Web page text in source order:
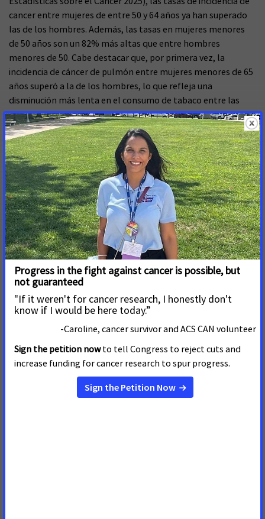
cancer entre mujeres de entre 50 y 64 años ya han superado
las de los hombres. Además, las tasas en mujeres menores
de 50 años son un 82% más altas que entre hombres
menores de 50. Cabe destacar que, por primera vez, la
incidencia de cáncer de pulmón entre mujeres menores de 65
años superó a la de los hombres, lo que refleja una
disminución más lenta en el consumo de tabaco entre las
mujeres. Las tasas de incidencia siguen aumentando para
varios tipos de cáncer comunes, incluyendo el cáncer de
mama, próstata, páncreas, cuerpo uterino, melanoma,
hígado y cánceres orales asociados con el virus del papiloma
humano (VPH).
Se calcula que en 2025, más de 42,500 residentes de Arizona
serán diagnosticados con cancer y más de 14,000 morirán por
esta enfermedad, más que en 2024.
La tasa de mortalidad por cáncer en los Estados Unidos
disminuyó un 34% entre 1991 y 2022, lo que se traduce a
aproximadamente 4.5 millones de muertes evitadas. Entre
las razones están la reducción en el consumo de tabaco, las
mejoras en los tratamientos y la detección temprana de
ciertos tipos de cáncer. Sin embargo, persisten grandes
desigualdades en las tasas de mortalidad. Las personas
veces más altas que las personas de raza blanca en cáncer de
riñón, hígado, estómago y cuello uterino. Las personas de
raza negra tienen el doble de probabilidad de morir por
cáncer de próstata, estómago y cuerpo uterino en